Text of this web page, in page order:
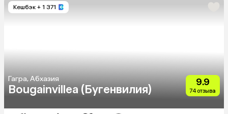
Кешбэк + 1 371
Гагра, Абхазия
Bougainvillea (Бугенвилия)
9.9
74 отзыва